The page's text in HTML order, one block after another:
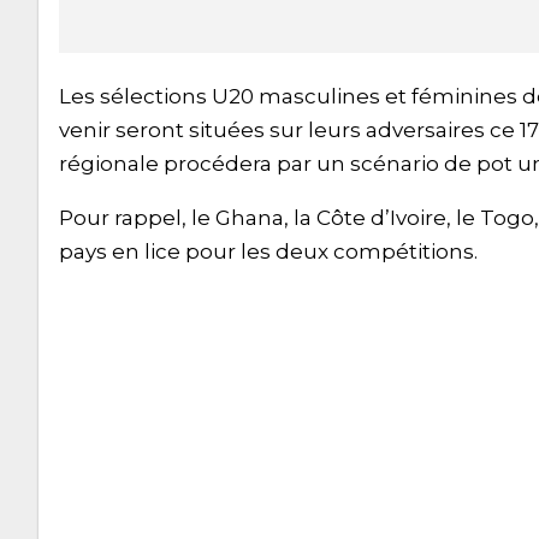
Les sélections U20 masculines et féminines
venir seront situées sur leurs adversaires ce
régionale procédera par un scénario de pot
Pour rappel, le Ghana, la Côte d’Ivoire, le
pays en lice pour les deux compétitions.